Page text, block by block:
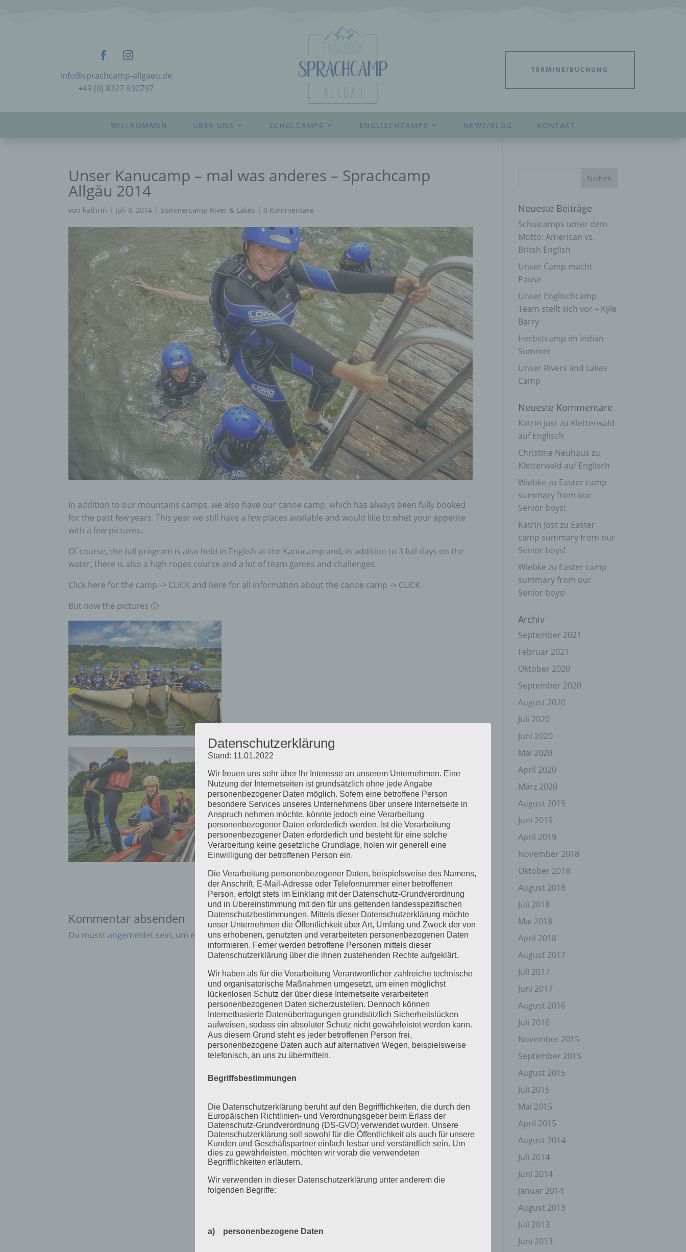
info@sprachcamp-allgaeu.de
+49 (0) 8327 930797
TERMINE/BUCHUNG
WILLKOMMEN ÜBER UNS SCHULCAMPS ENGLISCHCAMPS NEWS/BLOG KONTAKT
Unser Kanucamp – mal was anderes – Sprachcamp
Allgäu 2014
von kathrin | Juli 8, 2014 | Sommercamp River & Lakes | 0 Kommentare
In addition to our mountains camps, we also have our canoe camp, which has always been fully booked
for the past few years.This year we still have a few places available and would like to whet your appetite
with a few pictures.
Of course, the full program is also held in English at the Kanucamp and, in addition to 3 full days on the
water, there is also a high ropes course and a lot of team games and challenges.
Click here for the camp -> CLICK and here for all information about the canoe camp -> CLICK
But now the pictures 🙂
Kommentar absenden
Du musst angemeldet sein, um einen Kommentar abzugeben.
Neueste Beiträge
Schulcamps unter dem
Motto: American vs.
Britsh English
Unser Camp macht
Pause
Unser Englischcamp
Team stellt sich vor – Kyle
Barry
Herbstcamp im Indian
Summer
Unser Rivers and Lakes
Camp
Neueste Kommentare
Katrin Jost zu Kletterwald
auf Englisch
Christine Neuhaus zu
Kletterwald auf Englisch
Wiebke zu Easter camp
summary from our
Senior boys!
Katrin Jost zu Easter
camp summary from our
Senior boys!
Wiebke zu Easter camp
summary from our
Senior boys!
Archiv
September 2021
Februar 2021
Oktober 2020
September 2020
August 2020
Juli 2020
Juni 2020
Mai 2020
April 2020
März 2020
August 2019
Juni 2019
April 2019
November 2018
Oktober 2018
August 2018
Juli 2018
Mai 2018
April 2018
August 2017
Juli 2017
Juni 2017
August 2016
Juli 2016
November 2015
September 2015
August 2015
Juli 2015
Mai 2015
April 2015
August 2014
Juli 2014
Juni 2014
Januar 2014
August 2013
Juli 2013
Juni 2013
Datenschutzerklärung
Stand: 11.01.2022
Wir freuen uns sehr über Ihr Interesse an unserem Unternehmen. Eine
Nutzung der Internetseiten ist grundsätzlich ohne jede Angabe
personenbezogener Daten möglich. Sofern eine betroffene Person
besondere Services unseres Unternehmens über unsere Internetseite in
Anspruch nehmen möchte, könnte jedoch eine Verarbeitung
personenbezogener Daten erforderlich werden. Ist die Verarbeitung
personenbezogener Daten erforderlich und besteht für eine solche
Verarbeitung keine gesetzliche Grundlage, holen wir generell eine
Einwilligung der betroffenen Person ein.
Die Verarbeitung personenbezogener Daten, beispielsweise des Namens,
der Anschrift, E-Mail-Adresse oder Telefonnummer einer betroffenen
Person, erfolgt stets im Einklang mit der Datenschutz-Grundverordnung
und in Übereinstimmung mit den für uns geltenden landesspezifischen
Datenschutzbestimmungen. Mittels dieser Datenschutzerklärung möchte
unser Unternehmen die Öffentlichkeit über Art, Umfang und Zweck der von
uns erhobenen, genutzten und verarbeiteten personenbezogenen Daten
informieren. Ferner werden betroffene Personen mittels dieser
Datenschutzerklärung über die ihnen zustehenden Rechte aufgeklärt.
Wir haben als für die Verarbeitung Verantwortlicher zahlreiche technische
und organisatorische Maßnahmen umgesetzt, um einen möglichst
lückenlosen Schutz der über diese Internetseite verarbeiteten
personenbezogenen Daten sicherzustellen. Dennoch können
Internetbasierte Datenübertragungen grundsätzlich Sicherheitslücken
aufweisen, sodass ein absoluter Schutz nicht gewährleistet werden kann.
Aus diesem Grund steht es jeder betroffenen Person frei,
personenbezogene Daten auch auf alternativen Wegen, beispielsweise
telefonisch, an uns zu übermitteln.
Begriffsbestimmungen
Die Datenschutzerklärung beruht auf den Begrifflichkeiten, die durch den
Europäischen Richtlinien- und Verordnungsgeber beim Erlass der
Datenschutz-Grundverordnung (DS-GVO) verwendet wurden. Unsere
Datenschutzerklärung soll sowohl für die Öffentlichkeit als auch für unsere
Kunden und Geschäftspartner einfach lesbar und verständlich sein. Um
dies zu gewährleisten, möchten wir vorab die verwendeten
Begrifflichkeiten erläutern.
Wir verwenden in dieser Datenschutzerklärung unter anderem die
folgenden Begriffe:
a) personenbezogene Daten